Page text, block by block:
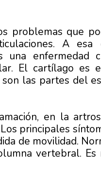
problemas que
A esa
enfermedad
El cartílago es
las partes del
en la
principales
de movilidad.
vertebral.